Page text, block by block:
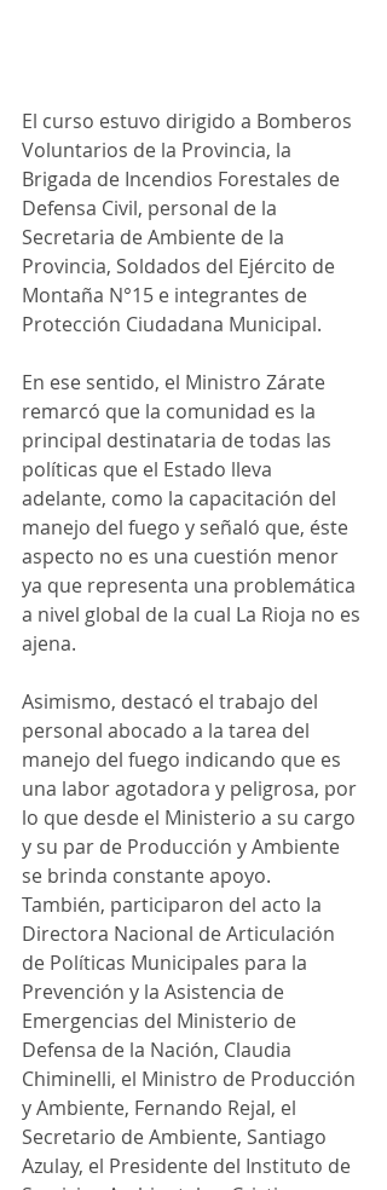
El curso estuvo dirigido a Bomberos
Voluntarios de la Provincia, la
Brigada de Incendios Forestales de
Defensa Civil, personal de la
Secretaria de Ambiente de la
Provincia, Soldados del Ejército de
Montaña N°15 e integrantes de
Protección Ciudadana Municipal.
En ese sentido, el Ministro Zárate
remarcó que la comunidad es la
principal destinataria de todas las
políticas que el Estado lleva
adelante, como la capacitación del
manejo del fuego y señaló que, éste
aspecto no es una cuestión menor
ya que representa una problemática
a nivel global de la cual La Rioja no es
ajena.
Asimismo, destacó el trabajo del
personal abocado a la tarea del
manejo del fuego indicando que es
una labor agotadora y peligrosa, por
lo que desde el Ministerio a su cargo
y su par de Producción y Ambiente
se brinda constante apoyo.
También, participaron del acto la
Directora Nacional de Articulación
de Políticas Municipales para la
Prevención y la Asistencia de
Emergencias del Ministerio de
Defensa de la Nación, Claudia
Chiminelli, el Ministro de Producción
y Ambiente, Fernando Rejal, el
Secretario de Ambiente, Santiago
Azulay, el Presidente del Instituto de